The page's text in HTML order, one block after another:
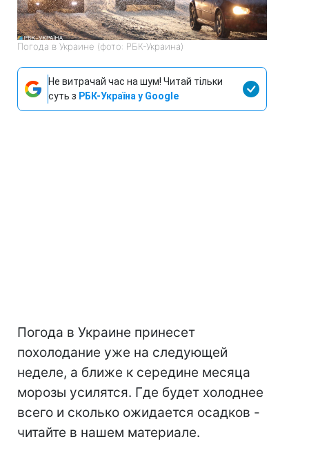
Погода в Украине (фото: РБК-Украина)
Не витрачай час на шум! Читай тільки
суть з РБК-Україна у Google
Погода в Украине принесет
похолодание уже на следующей
неделе, а ближе к середине месяца
морозы усилятся. Где будет холоднее
всего и сколько ожидается осадков -
читайте в нашем материале.